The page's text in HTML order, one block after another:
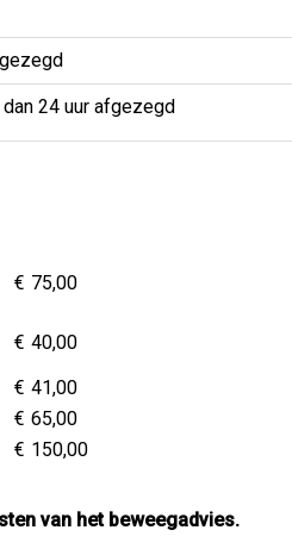
24 uur afgezegd
€ 75,00
€ 40,00
€ 41,00
€ 65,00
€ 150,00
van het beweegadvies.